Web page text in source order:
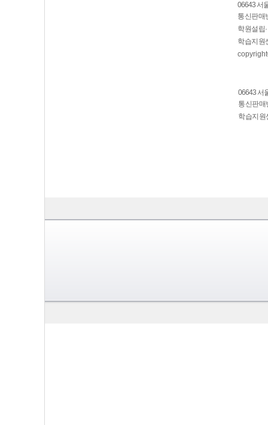
06643 서
통신판매
학원설립
학습지원
06643 서
통신판매
학습지원